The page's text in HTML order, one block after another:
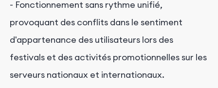
- Fonctionnement sans rythme unifié,
provoquant des conflits dans le sentiment
d'appartenance des utilisateurs lors des
festivals et des activités promotionnelles sur les
serveurs nationaux et internationaux.